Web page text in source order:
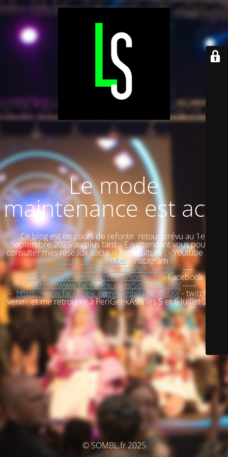
Le mode
maintenance est actif
Ce blog est en cours de refonte. retour prévu au 1er
septembre 2025 au plus tard. En attendant vous pouvez
consulter mes réseaux sociaux Pop-Culture : - Youtube :
sombl_fr - YouTube - instagram :
https://www.instagram.com/loic.somb/----
-https://www.instagram.com/sombl.fr/- Facebook :
https://www.facebook.com/Somblleblog/-----
-https://www.facebook.com/somblNoCosplay/- twitch : à
venir et me retrouver à PeriGeekAsia les 5 et 6 juillet 2025
© SOMBL.fr 2025